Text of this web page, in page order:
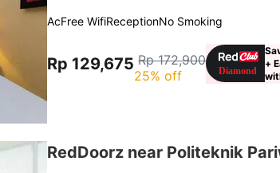
AcFree WifiReceptionNo Smoking
Rp 129,675 Rp 172,900
25% off
+
RedDoorz near Politeknik